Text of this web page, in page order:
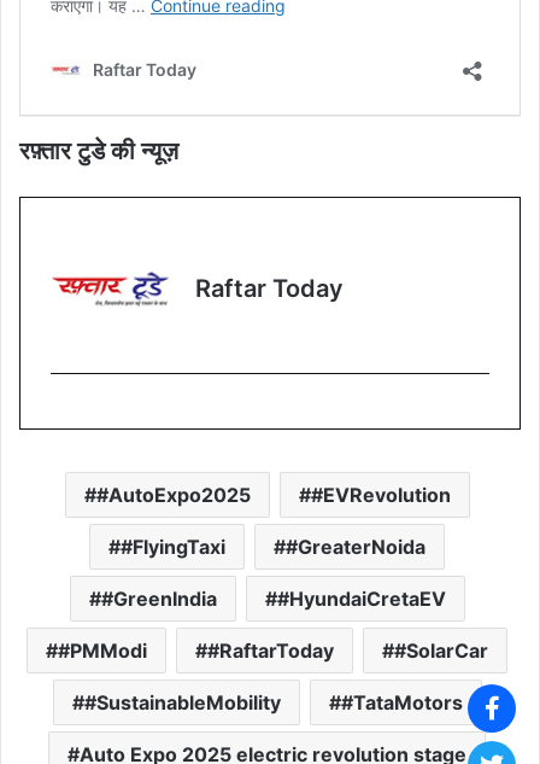
रफ़्तार टुडे की न्यूज़
Raftar Today
#AutoExpo2025 #EVRevolution
#FlyingTaxi #GreaterNoida
#GreenIndia #HyundaiCretaEV
#PMModi #RaftarToday #SolarCar
#SustainableMobility #TataMotors
Auto Expo 2025 electric revolution stage